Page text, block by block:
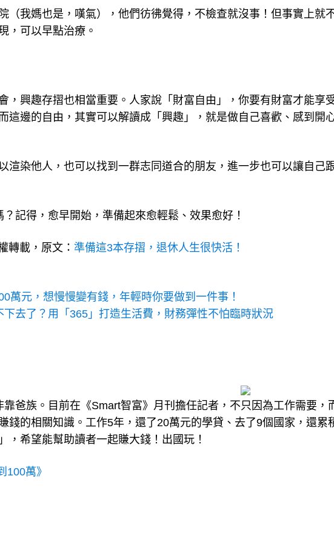
（我媽也是，嘆氣），他們彷彿覺得，不檢查就沒事！但事實上就
，可以早點治療。
，興趣存摺也相當重要。人家說「財富自由」，你要有財富才能享
這邊的自由，其實可以解讀成「興趣」，就是做自己喜歡、感到開
渲染他人，也可以找到一群志同道合的朋友，進一步也可以讓自己
記得，愈早開始，準備起來愈輕鬆、效果愈好！
轉載，原文： 準備這3本存摺，退休人生很快活！
萬元，想慢慢變有錢，年輕時你要做到一件事！
去了？用「365」打造生活費，財務彈性不怕臨時狀況
爸族。目前在《Smart智富》月刊擔任記者，不只因為工作需要，
錢的相關知識。工作5年，還了20萬元的學貸、去了9個國家，還累
，希望能幫助讀者一起賺大錢！出國玩！
100萬》